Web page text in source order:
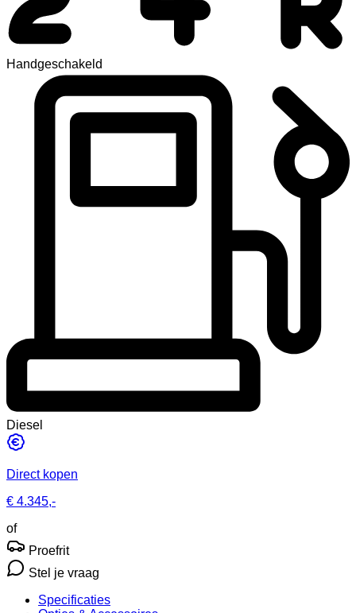
Handgeschakeld
Diesel
Direct kopen
€ 4.345,-
of
Proefrit
Stel je vraag
Specificaties